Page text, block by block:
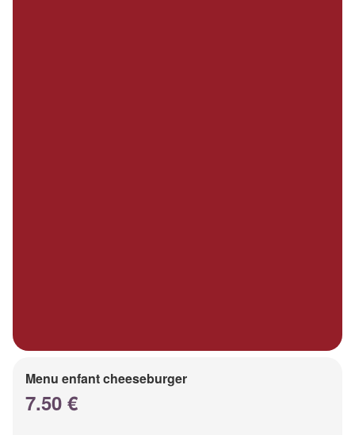
Menu enfant cheeseburger
7.50 €